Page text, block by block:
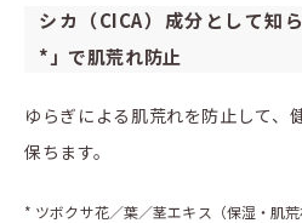
シカ（CICA）成分として知
*」で肌荒れ防止
ゆらぎによる肌荒れを防止して、
保ちます。
* ツボクサ花／葉／茎エキス（保湿・肌荒